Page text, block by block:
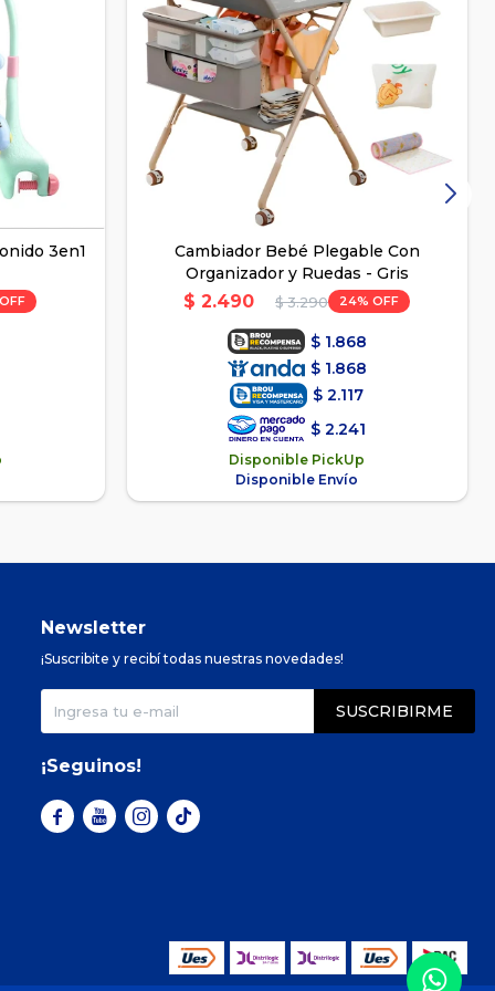
3en1
Cambiador Bebé Plegable Con
Organizador y Ruedas - Gris
$ 2.490 $ 3.290 24
$ 1.868
$ 1.868
$ 2.117
$ 2.241
Disponible PickUp
Disponible Envío
Newsletter
¡Suscribite y recibí todas nuestras novedades!
SUSCRIBIRME
¡Seguinos!
  